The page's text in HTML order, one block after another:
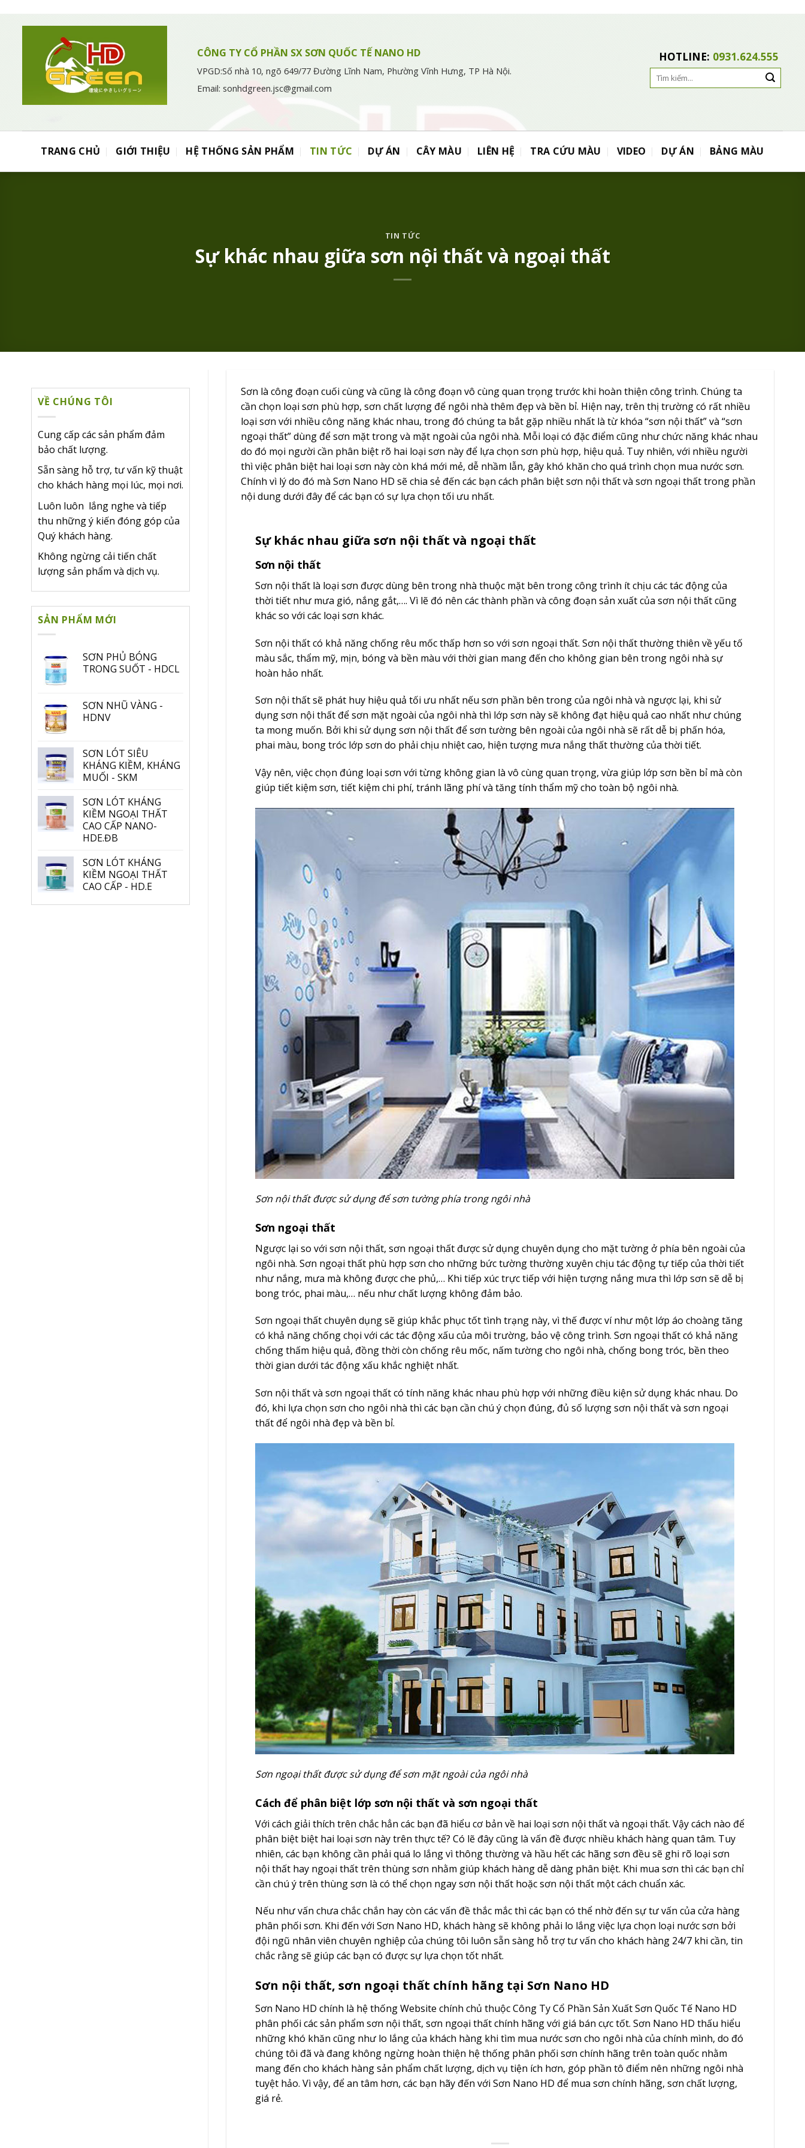
CÔNG TY CỔ PHẦN SX SƠN QUỐC TẾ NANO HD
VPGD:Số nhà 10, ngõ 649/77 Đường Lĩnh Nam, Phường Vĩnh Hưng, TP Hà Nội.
Email: sonhdgreen.jsc@gmail.com
HOTLINE: 0931.624.555
Search
TRANG CHỦ GIỚI THIỆU HỆ THỐNG SẢN PHẨM TIN TỨC DỰ ÁN CÂY MÀU LIÊN HỆ TRA CỨU MÀU VIDEO DỰ ÁN BẢNG MÀU
TIN TỨC
Sự khác nhau giữa sơn nội thất và ngoại thất
VỀ CHÚNG TÔI
Cung cấp các sản phẩm đảm
bảo chất lượng.
Sẵn sàng hỗ trợ, tư vấn kỹ thuật
cho khách hàng mọi lúc, mọi nơi.
Luôn luôn lắng nghe và tiếp
thu những ý kiến đóng góp của
Quý khách hàng.
Không ngừng cải tiến chất
lượng sản phẩm và dịch vụ.
SẢN PHẨM MỚI
SƠN PHỦ BÓNG
TRONG SUỐT - HDCL
SƠN NHŨ VÀNG -
HDNV
SƠN LÓT SIÊU
KHÁNG KIỀM, KHÁNG
MUỐI - SKM
SƠN LÓT KHÁNG
KIỀM NGOẠI THẤT
CAO CẤP NANO-
HDE.ĐB
SƠN LÓT KHÁNG
KIỀM NGOẠI THẤT
CAO CẤP - HD.E
Sơn là công đoạn cuối cùng và cũng là công đoạn vô cùng quan trọng trước khi hoàn thiện công trình. Chúng ta
cần chọn loại sơn phù hợp, sơn chất lượng để ngôi nhà thêm đẹp và bền bỉ. Hiện nay, trên thị trường có rất nhiều
loại sơn với nhiều công năng khác nhau, trong đó chúng ta bắt gặp nhiều nhất là từ khóa “sơn nội thất” và “sơn
ngoại thất” dùng để sơn mặt trong và mặt ngoài của ngôi nhà. Mỗi loại có đặc điểm cũng như chức năng khác nhau
do đó mọi người cần phân biệt rõ hai loại sơn này để lựa chọn sơn phù hợp, hiệu quả. Tuy nhiên, với nhiều người
thì việc phân biệt hai loại sơn này còn khá mới mẻ, dễ nhầm lẫn, gây khó khăn cho quá trình chọn mua nước sơn.
Chính vì lý do đó mà Sơn Nano HD sẽ chia sẻ đến các bạn cách phân biệt sơn nội thất và sơn ngoại thất trong phần
nội dung dưới đây để các bạn có sự lựa chọn tối ưu nhất.
Sự khác nhau giữa sơn nội thất và ngoại thất
Sơn nội thất
Sơn nội thất là loại sơn được dùng bên trong nhà thuộc mặt bên trong công trình ít chịu các tác động của
thời tiết như mưa gió, nắng gắt,…. Vì lẽ đó nên các thành phần và công đoạn sản xuất của sơn nội thất cũng
khác so với các loại sơn khác.
Sơn nội thất có khả năng chống rêu mốc thấp hơn so với sơn ngoại thất. Sơn nội thất thường thiên về yếu tố
màu sắc, thẩm mỹ, mịn, bóng và bền màu với thời gian mang đến cho không gian bên trong ngôi nhà sự
hoàn hảo nhất.
Sơn nội thất sẽ phát huy hiệu quả tối ưu nhất nếu sơn phần bên trong của ngôi nhà và ngược lại, khi sử
dụng sơn nội thất để sơn mặt ngoài của ngôi nhà thì lớp sơn này sẽ không đạt hiệu quả cao nhất như chúng
ta mong muốn. Bởi khi sử dụng sơn nội thất để sơn tường bên ngoài của ngôi nhà sẽ rất dễ bị phấn hóa,
phai màu, bong tróc lớp sơn do phải chịu nhiệt cao, hiện tượng mưa nắng thất thường của thời tiết.
Vậy nên, việc chọn đúng loại sơn với từng không gian là vô cùng quan trọng, vừa giúp lớp sơn bền bỉ mà còn
giúp tiết kiệm sơn, tiết kiệm chi phí, tránh lãng phí và tăng tính thẩm mỹ cho toàn bộ ngôi nhà.
Sơn nội thất được sử dụng để sơn tường phía trong ngôi nhà
Sơn ngoại thất
Ngược lại so với sơn nội thất, sơn ngoại thất được sử dụng chuyên dụng cho mặt tường ở phía bên ngoài của
ngôi nhà. Sơn ngoại thất phù hợp sơn cho những bức tường thường xuyên chịu tác động tự tiếp của thời tiết
như nắng, mưa mà không được che phủ,… Khi tiếp xúc trực tiếp với hiện tượng nắng mưa thì lớp sơn sẽ dễ bị
bong tróc, phai màu,… nếu như chất lượng không đảm bảo.
Sơn ngoại thất chuyên dụng sẽ giúp khắc phục tốt tình trạng này, vì thế được ví như một lớp áo choàng tăng
có khả năng chống chọi với các tác động xấu của môi trường, bảo vệ công trình. Sơn ngoại thất có khả năng
chống thấm hiệu quả, đồng thời còn chống rêu mốc, nấm tường cho ngôi nhà, chống bong tróc, bền theo
thời gian dưới tác động xấu khắc nghiệt nhất.
Sơn nội thất và sơn ngoại thất có tính năng khác nhau phù hợp với những điều kiện sử dụng khác nhau. Do
đó, khi lựa chọn sơn cho ngôi nhà thì các bạn cần chú ý chọn đúng, đủ số lượng sơn nội thất và sơn ngoại
thất để ngôi nhà đẹp và bền bỉ.
Sơn ngoại thất được sử dụng để sơn mặt ngoài của ngôi nhà
Cách để phân biệt lớp sơn nội thất và sơn ngoại thất
Với cách giải thích trên chắc hẳn các bạn đã hiểu cơ bản về hai loại sơn nội thất và ngoại thất. Vậy cách nào để
phân biệt biệt hai loại sơn này trên thực tế? Có lẽ đây cũng là vấn đề được nhiều khách hàng quan tâm. Tuy
nhiên, các bạn không cần phải quá lo lắng vì thông thường và hầu hết các hãng sơn đều sẽ ghi rõ loại sơn
nội thất hay ngoại thất trên thùng sơn nhằm giúp khách hàng dễ dàng phân biệt. Khi mua sơn thì các bạn chỉ
cần chú ý trên thùng sơn là có thể chọn ngay sơn nội thất hoặc sơn nội thất một cách chuẩn xác.
Nếu như vấn chưa chắc chắn hay còn các vấn đề thắc mắc thì các bạn có thể nhờ đến sự tư vấn của cửa hàng
phân phối sơn. Khi đến với Sơn Nano HD, khách hàng sẽ không phải lo lắng việc lựa chọn loại nước sơn bởi
đội ngũ nhân viên chuyên nghiệp của chúng tôi luôn sẵn sàng hỗ trợ tư vấn cho khách hàng 24/7 khi cần, tin
chắc rằng sẽ giúp các bạn có được sự lựa chọn tốt nhất.
Sơn nội thất, sơn ngoại thất chính hãng tại Sơn Nano HD
Sơn Nano HD chính là hệ thống Website chính chủ thuộc Công Ty Cổ Phần Sản Xuất Sơn Quốc Tế Nano HD
phân phối các sản phẩm sơn nội thất, sơn ngoại thất chính hãng với giá bán cực tốt. Sơn Nano HD thấu hiểu
những khó khăn cũng như lo lắng của khách hàng khi tìm mua nước sơn cho ngôi nhà của chính mình, do đó
chúng tôi đã và đang không ngừng hoàn thiện hệ thống phân phối sơn chính hãng trên toàn quốc nhằm
mang đến cho khách hàng sản phẩm chất lượng, dịch vụ tiện ích hơn, góp phần tô điểm nên những ngôi nhà
tuyệt hảo. Vì vậy, để an tâm hơn, các bạn hãy đến với Sơn Nano HD để mua sơn chính hãng, sơn chất lượng,
giá rẻ.